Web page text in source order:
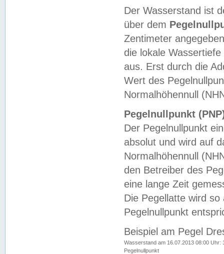
Der Wasserstand ist
über dem
Zentimeter
die lokale
aus. Erst durch die
Wert des
Normalhöhennull
Pegelnullpunkt
Der Pegelnullpunkt
absolut und wird auf
Normalhöhennull
den Betreiber des
eine lange Zeit
Die Pegellatte wird
Pegelnullpunkt
Beispiel am Pegel
Wasserstand am 16.07.2013 08:00 Uhr:
Pegelnullpunkt